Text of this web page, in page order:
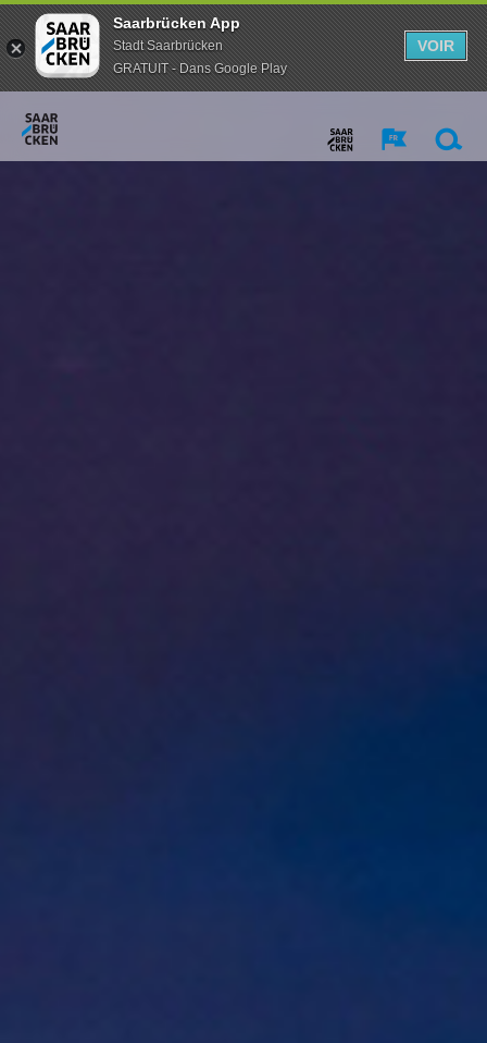
Saarbrücken App
Stadt Saarbrücken
GRATUIT - Dans Google Play
VOIR